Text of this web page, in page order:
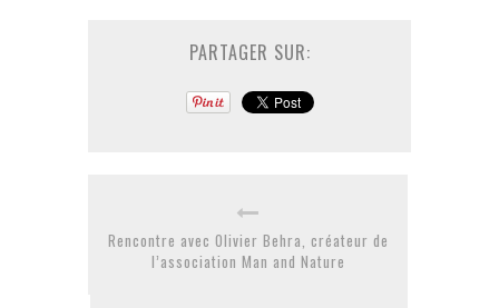
PARTAGER SUR:
Rencontre avec Olivier Behra, créateur de
l’association Man and Nature